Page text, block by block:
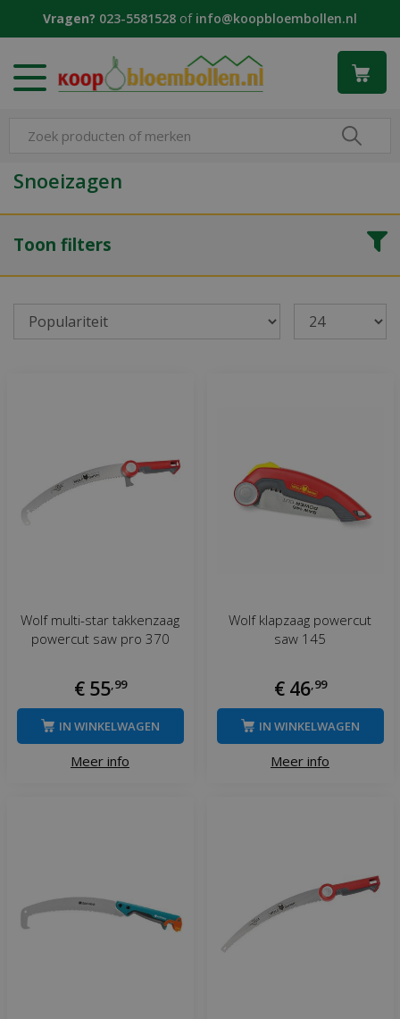
Vragen? 023-5581528 of info@koopbloembollen.nl
Snoeizagen
Toon filters
Wolf multi-star takkenzaag
powercut saw pro 370
€ 55 99
Meer info
IN WINKELWAGEN
Wolf klapzaag powercut
saw 145
€ 46 99
Meer info
IN WINKELWAGEN